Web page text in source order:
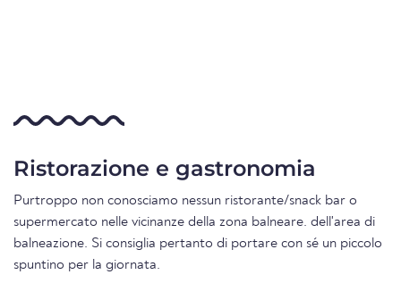
Ristorazione e gastronomia
Purtroppo non conosciamo nessun ristorante/snack bar o
supermercato nelle vicinanze della zona balneare. dell'area di
balneazione. Si consiglia pertanto di portare con sé un piccolo
spuntino per la giornata.